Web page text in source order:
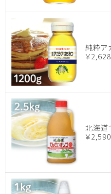
純粋ア
￥2,628
北海道
￥2,590